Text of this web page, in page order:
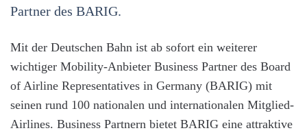
Partner des BARIG.
Mit der Deutschen Bahn ist ab sofort ein weiterer
wichtiger Mobility-Anbieter Business Partner des Board
of Airline Representatives in Germany (BARIG) mit
seinen rund 100 nationalen und internationalen Mitglied-
Airlines. Business Partnern bietet BARIG eine attraktive